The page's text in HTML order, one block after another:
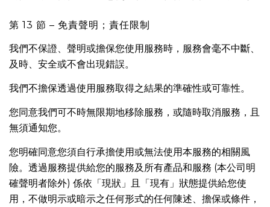
第 13 節 – 免責聲明；責任限制
我們不保證、聲明或擔保您使用服務時，服務會毫不中斷、
及時、安全或不會出現錯誤。
我們不擔保透過使用服務取得之結果的準確性或可靠性。
您同意我們可不時無限期地移除服務，或隨時取消服務，且
無須通知您。
您明確同意您須自行承擔使用或無法使用本服務的相關風
險。透過服務提供給您的服務及所有產品和服務 (本公司明
確聲明者除外) 係依「現狀」且「現有」狀態提供給您使
用，不做明示或暗示之任何形式的任何陳述、擔保或條件，